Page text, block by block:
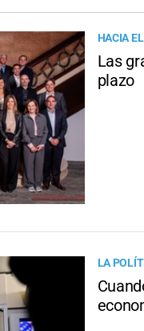
HACIA
Las
plazo
LA